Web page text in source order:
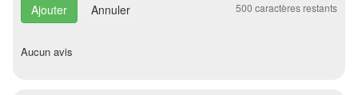
Annuler 500 caractères restants
Aucun avis